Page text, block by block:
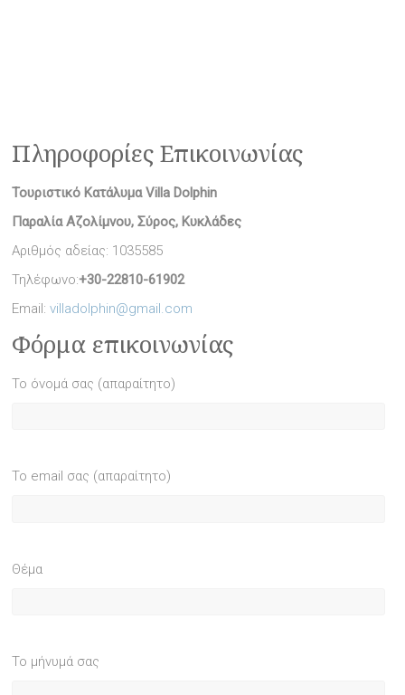
Πληροφορίες Επικοινωνίας
Τουριστικό Κατάλυμα Villa Dolphin
Παραλία Αζολίμνου, Σύρος, Κυκλάδες
Αριθμός αδείας: 1035585
Τηλέφωνο:+30-22810-61902
Email:villadolphin@gmail.com
Φόρμα επικοινωνίας
Το όνομά σας (απαραίτητο)
Το email σας (απαραίτητο)
Θέμα
Το μήνυμά σας